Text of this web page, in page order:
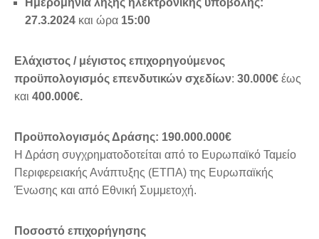
27.3.2024 και ώρα 15:00
Ελάχιστος / μέγιστος επιχορηγούμενος
προϋπολογισμός επενδυτικών σχεδίων: 30.000€ έως
και 400.000€.
Προϋπολογισμός Δράσης: 190.000.000€
Η Δράση συγχρηματοδοτείται από το Ευρωπαϊκό Ταμείο
Περιφερειακής Ανάπτυξης (ΕΤΠΑ) της Ευρωπαϊκής
Ένωσης και από Εθνική Συμμετοχή.
Ποσοστό επιχορήγησης